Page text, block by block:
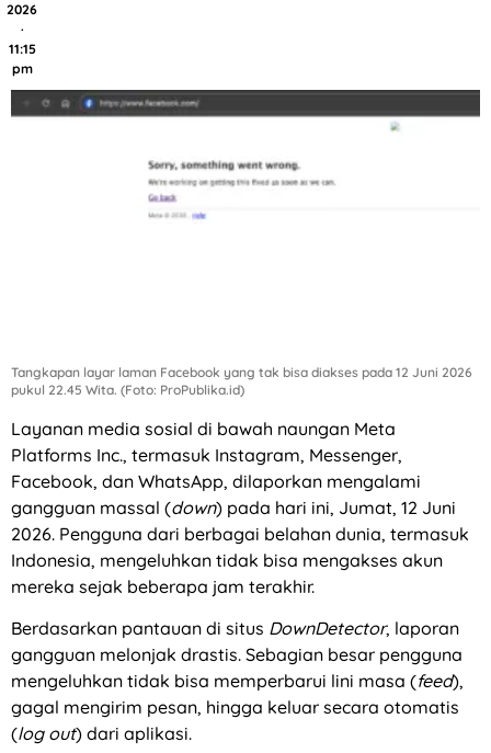
2026
·
11:15
pm
Tangkapan layar laman Facebook yang tak bisa diakses pada 12 Juni 2026
pukul 22.45 Wita. (Foto: ProPublika.id)
Layanan media sosial di bawah naungan Meta
Platforms Inc., termasuk Instagram, Messenger,
Facebook, dan WhatsApp, dilaporkan mengalami
gangguan massal (down) pada hari ini, Jumat, 12 Juni
2026. Pengguna dari berbagai belahan dunia, termasuk
Indonesia, mengeluhkan tidak bisa mengakses akun
mereka sejak beberapa jam terakhir.
Berdasarkan pantauan di situs DownDetector, laporan
gangguan melonjak drastis. Sebagian besar pengguna
mengeluhkan tidak bisa memperbarui lini masa (feed),
gagal mengirim pesan, hingga keluar secara otomatis
(log out) dari aplikasi.